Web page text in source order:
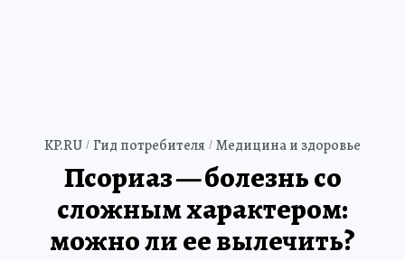
KP.RU Гид потребителя Медицина и здоровье
Псориаз — болезнь со
сложным характером:
можно ли ее вылечить?